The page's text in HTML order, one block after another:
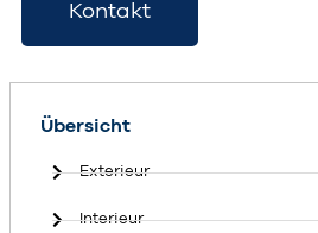
Kontakt
Übersicht
Exterieur
Interieur